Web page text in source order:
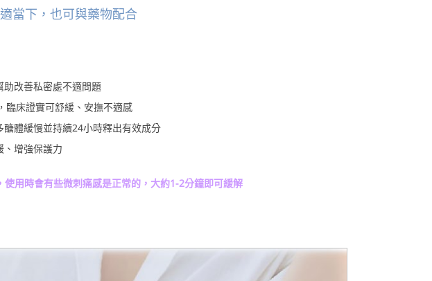
當下，也可與藥物配合
改善私密處不適問題
床證實可舒緩、安撫不適感
體緩慢並持續24小時釋出有效成分
增強保護力
使用時會有些微刺痛感是正常的，大約1-2分鐘即可緩解